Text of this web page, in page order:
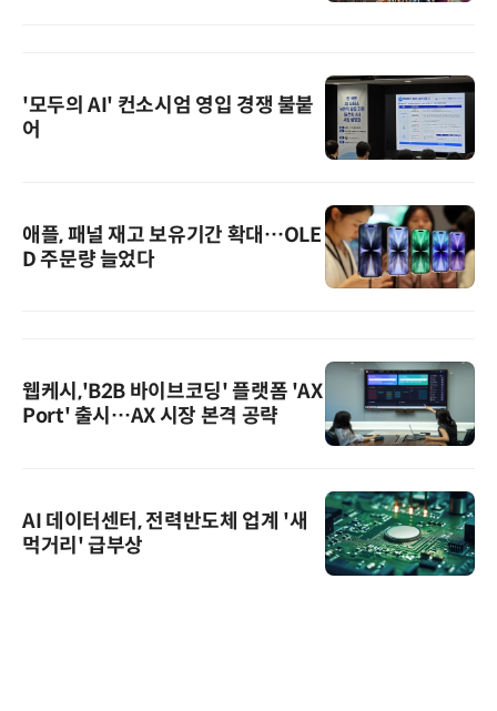
'모두의 AI' 컨소시엄 영입 경쟁 불붙
어
애플, 패널 재고 보유기간 확대…OLE
D 주문량 늘었다
웹케시,'B2B 바이브코딩' 플랫폼 'AX
Port' 출시…AX 시장 본격 공략
AI 데이터센터, 전력반도체 업계 '새
먹거리' 급부상